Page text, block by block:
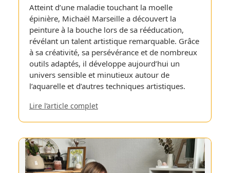
Atteint d’une maladie touchant la moelle
épinière, Michaël Marseille a découvert la
peinture à la bouche lors de sa rééducation,
révélant un talent artistique remarquable. Grâce
à sa créativité, sa persévérance et de nombreux
outils adaptés, il développe aujourd’hui un
univers sensible et minutieux autour de
l’aquarelle et d’autres techniques artistiques.
Lire l’article complet